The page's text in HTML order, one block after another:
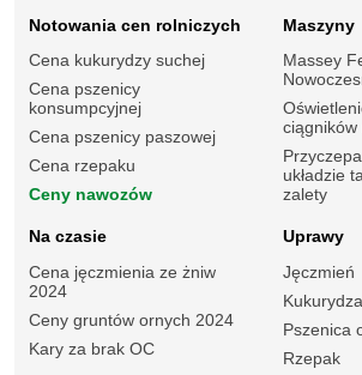
Notowania cen rolniczych
Cena kukurydzy suchej
Cena pszenicy
konsumpcyjnej
Cena pszenicy paszowej
Cena rzepaku
Ceny nawozów
Maszyny
Massey
ciągników
układzie
zalety
Na czasie
Cena jęczmienia ze żniw
2024
Ceny gruntów ornych 2024
Kary za brak OC
Uprawy
Jęczmień
Kukurydza
Pszenica
Rzepak